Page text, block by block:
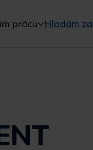
prácu Hľadám